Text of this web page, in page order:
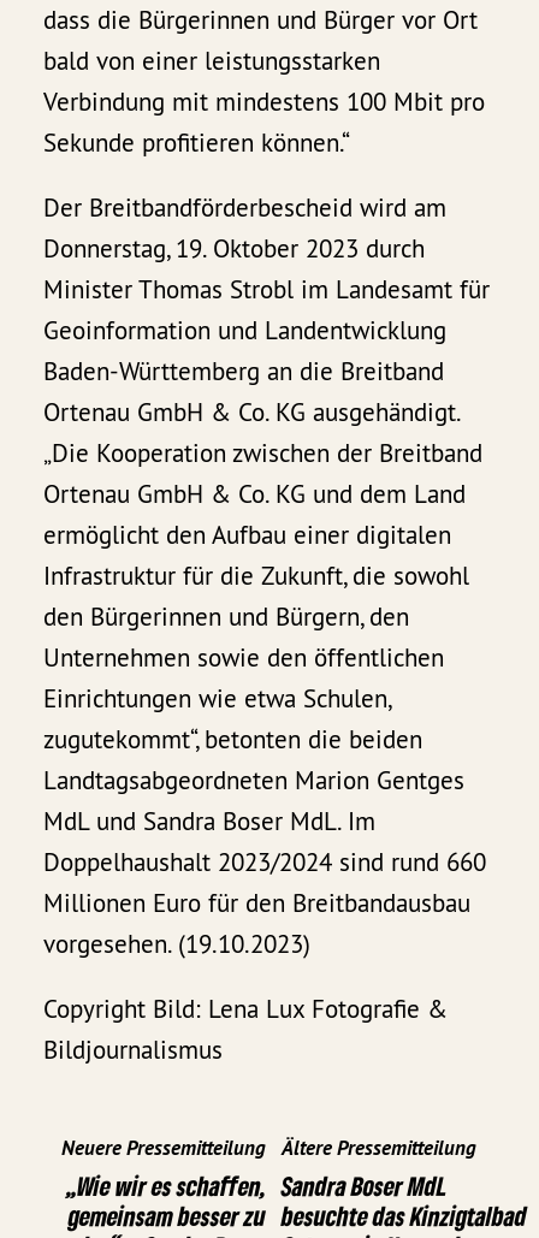
dass die Bürgerinnen und Bürger vor Ort
bald von einer leistungsstarken
Verbindung mit mindestens 100 Mbit pro
Sekunde profitieren können.“
Der Breitbandförderbescheid wird am
Donnerstag, 19. Oktober 2023 durch
Minister Thomas Strobl im Landesamt für
Geoinformation und Landentwicklung
Baden-Württemberg an die Breitband
Ortenau GmbH & Co. KG ausgehändigt.
„Die Kooperation zwischen der Breitband
Ortenau GmbH & Co. KG und dem Land
ermöglicht den Aufbau einer digitalen
Infrastruktur für die Zukunft, die sowohl
den Bürgerinnen und Bürgern, den
Unternehmen sowie den öffentlichen
Einrichtungen wie etwa Schulen,
zugutekommt“, betonten die beiden
Landtagsabgeordneten Marion Gentges
MdL und Sandra Boser MdL. Im
Doppelhaushalt 2023/2024 sind rund 660
Millionen Euro für den Breitbandausbau
vorgesehen. (19.10.2023)
Copyright Bild: Lena Lux Fotografie &
Bildjournalismus
Neuere Pressemitteilung
„Wie wir es schaffen,
gemeinsam besser zu
Ältere Pressemitteilung
Sandra Boser MdL
besuchte das Kinzigtalbad